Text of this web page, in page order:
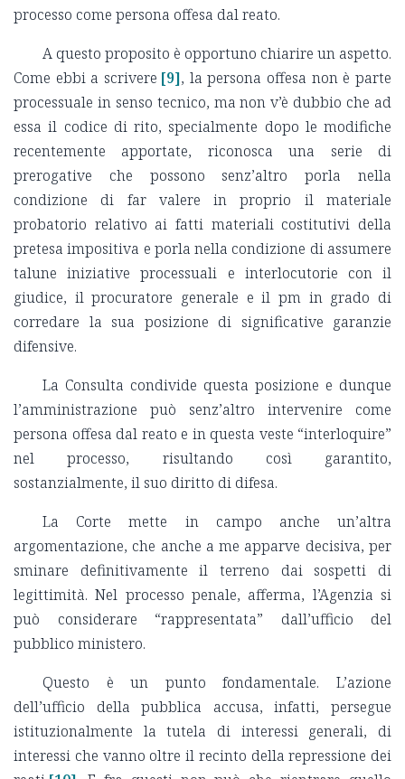
processo come persona offesa dal reato.
A questo proposito è opportuno chiarire un aspetto.
Come ebbi a scrivere [9], la persona offesa non è parte
processuale in senso tecnico, ma non v’è dubbio che ad
essa il codice di rito, specialmente dopo le modifiche
recentemente apportate, riconosca una serie di
prerogative che possono senz’altro porla nella
condizione di far valere in proprio il materiale
probatorio relativo ai fatti materiali costitutivi della
pretesa impositiva e porla nella condizione di assumere
talune iniziative processuali e interlocutorie con il
giudice, il procuratore generale e il pm in grado di
corredare la sua posizione di significative garanzie
difensive.
La Consulta condivide questa posizione e dunque
l’amministrazione può senz’altro intervenire come
persona offesa dal reato e in questa veste “interloquire”
nel processo, risultando così garantito,
sostanzialmente, il suo diritto di difesa.
La Corte mette in campo anche un’altra
argomentazione, che anche a me apparve decisiva, per
sminare definitivamente il terreno dai sospetti di
legittimità. Nel processo penale, afferma, l’Agenzia si
può considerare “rappresentata” dall’ufficio del
pubblico ministero.
Questo è un punto fondamentale. L’azione
dell’ufficio della pubblica accusa, infatti, persegue
istituzionalmente la tutela di interessi generali, di
interessi che vanno oltre il recinto della repressione dei